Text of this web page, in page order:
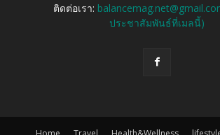
ติดต่อเรา:
ประชาสัมพันธ์ที่เมลนี้)